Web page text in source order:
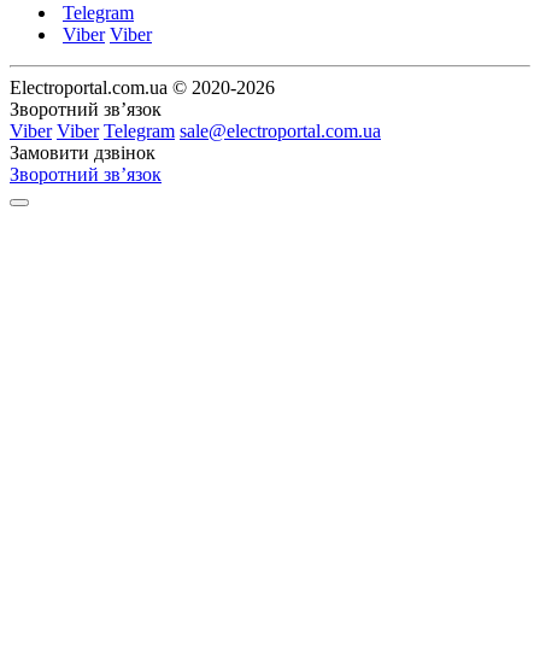
Telegram
Viber Viber
Electroportal.com.ua © 2020-2026
Зворотний зв’язок
Viber Viber Telegram sale@electroportal.com.ua
Замовити дзвінок
Зворотний зв’язок